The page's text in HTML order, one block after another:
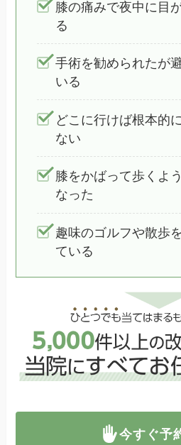
膝の痛みで夜中に目
る
手術を勧められたが
いる
どこに行けば根本的
ない
膝をかばって歩くよ
なった
趣味のゴルフや散歩
ている
今すぐ予